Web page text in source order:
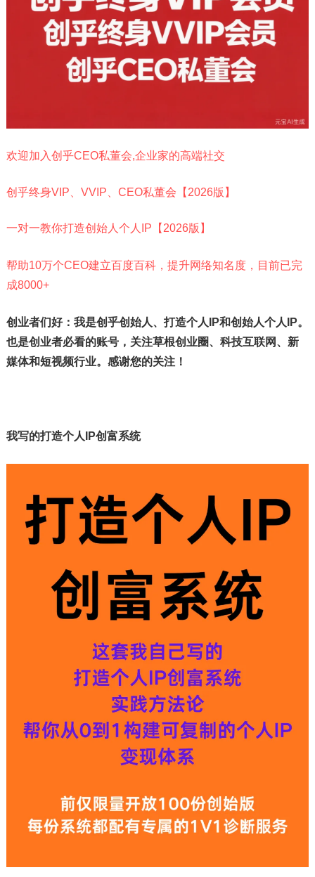
欢迎加入创乎CEO私董会,企业家的高端社交
创乎终身VIP、VVIP、CEO私董会【2026版】
一对一教你打造创始人个人IP【2026版】
帮助10万个CEO建立百度百科，提升网络知名度，目前已完
成8000+
创业者们好：我是创乎创始人、打造个人IP和创始人个人IP。
也是创业者必看的账号，关注草根创业圈、科技互联网、新
媒体和短视频行业。感谢您的关注！
我写的打造个人IP创富系统